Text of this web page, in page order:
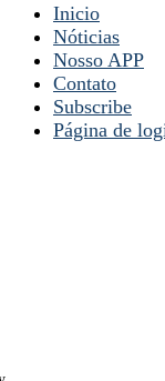
Inicio
Nóticias
Nosso APP
Contato
Subscribe
Página de